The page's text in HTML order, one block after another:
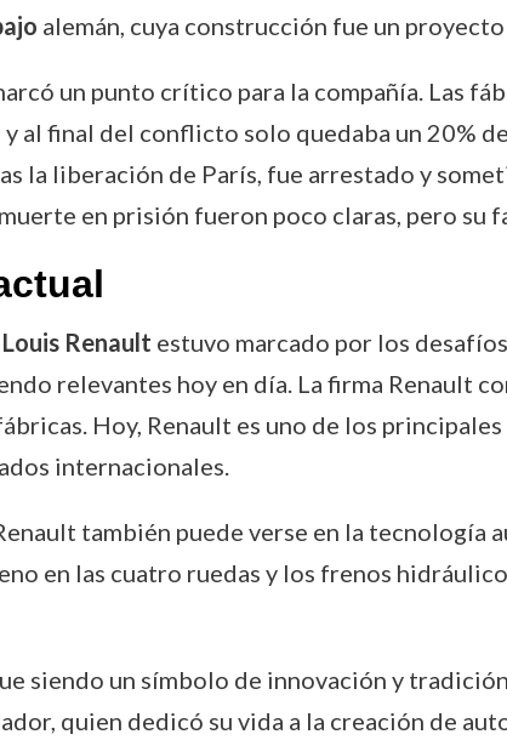
alemán, cuya construcción fue un
un punto crítico para la compañía. Las
al final del conflicto solo quedaba un 20%
la liberación de París, fue arrestado y
en prisión fueron poco claras, pero su
Louis Renault estuvo marcado por los
relevantes hoy en día. La firma Renault
Hoy, Renault es uno de los
internacionales.
también puede verse en la
en las cuatro ruedas y los frenos
siendo un símbolo de innovación y
quien dedicó su vida a la creación de